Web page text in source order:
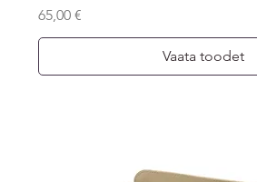
Price
65,00 €
Vaata toodet